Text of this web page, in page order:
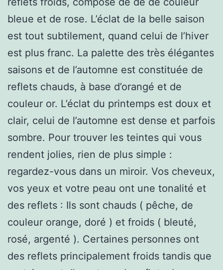
bleue et de rose. L’éclat de la belle saison
est tout subtilement, quand celui de l’hiver
est plus franc. La palette des très élégantes
saisons et de l’automne est constituée de
reflets chauds, à base d’orangé et de
couleur or. L’éclat du printemps est doux et
clair, celui de l’automne est dense et parfois
sombre. Pour trouver les teintes qui vous
rendent jolies, rien de plus simple :
regardez-vous dans un miroir. Vos cheveux,
vos yeux et votre peau ont une tonalité et
des reflets : Ils sont chauds ( pêche, de
couleur orange, doré ) et froids ( bleuté,
rosé, argenté ). Certaines personnes ont
des reflets principalement froids tandis que